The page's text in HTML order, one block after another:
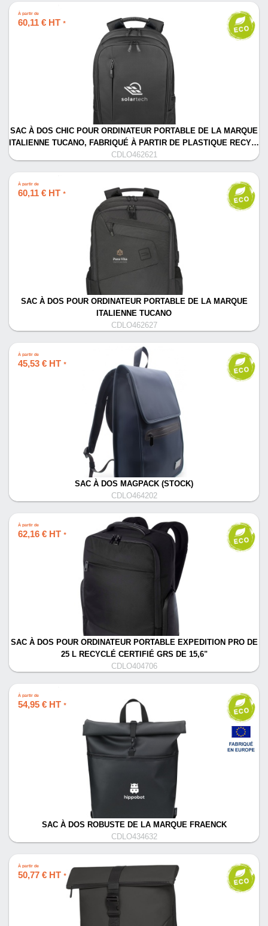
À partir de
60,11 € HT *
SAC À DOS CHIC POUR ORDINATEUR PORTABLE DE LA MARQUE
ITALIENNE TUCANO, FABRIQUÉ À PARTIR DE PLASTIQUE RECY…
CDLO462621
À partir de
60,11 € HT *
SAC À DOS POUR ORDINATEUR PORTABLE DE LA MARQUE
ITALIENNE TUCANO
CDLO462627
À partir de
45,53 € HT *
SAC À DOS MAGPACK (STOCK)
CDLO464202
À partir de
62,16 € HT *
SAC À DOS POUR ORDINATEUR PORTABLE EXPEDITION PRO DE
25 L RECYCLÉ CERTIFIÉ GRS DE 15,6"
CDLO404706
À partir de
54,95 € HT *
SAC À DOS ROBUSTE DE LA MARQUE FRAENCK
CDLO434632
À partir de
50,77 € HT *